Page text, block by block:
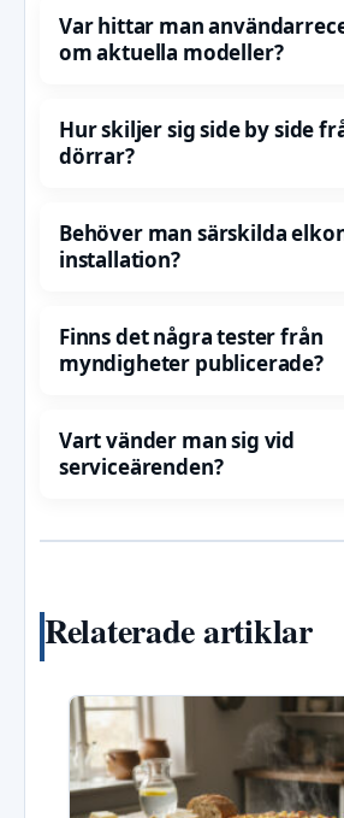
Var hittar man
om aktuella modeller?
Hur skiljer sig side by side
dörrar?
Behöver man särskilda
installation?
Finns det några tester från
myndigheter publicerade?
Vart vänder man sig vid
serviceärenden?
Relaterade artiklar